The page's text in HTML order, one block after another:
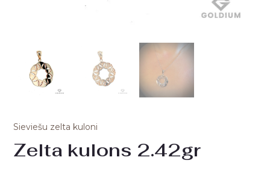
Sieviešu zelta kuloni
Zelta kulons 2.42gr